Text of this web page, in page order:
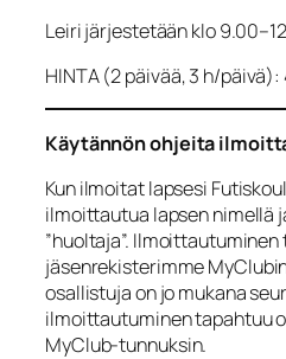
Leiri järjestetään klo
HINTA (2 päivää, 3 h/päivä):
Käytännön ohjeita
Kun ilmoitat lapsesi
ilmoittautua lapsen nimellä
”huoltaja”.
jäsenrekisterimme
osallistuja on jo mukana
ilmoittautuminen tapahtuu
MyClub-tunnuksin.